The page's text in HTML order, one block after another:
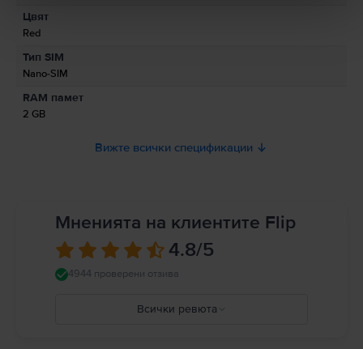
Информация за безопасност на продукта
Информация относно предупрежденията за безопасност
свързани с продукта.
Цвят
Red
Тип SIM
Nano-SIM
RAM памет
2 GB
Вижте всички спецификации
Мненията на клиентите Flip
4.8/5
4944 проверени отзива
Всички ревюта